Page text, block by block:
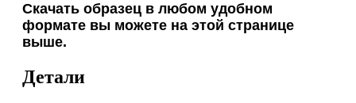
Скачать образец в любом удобном
формате вы можете на этой странице
выше.
Детали